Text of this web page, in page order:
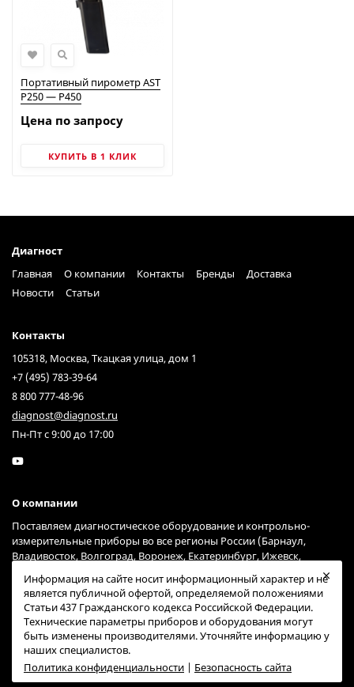
Портативный пирометр AST
P250 — P450
Цена по запросу
КУПИТЬ В 1 КЛИК
Диагност
Главная
О компании Контакты Бренды
Доставка
Новости
Статьи
Контакты
105318, Москва, Ткацкая улица, дом 1
+7 (495) 783-39-64
8 800 777-48-96
diagnost@diagnost.ru
Пн-Пт с 9:00 до 17:00
О компании
Поставляем диагностическое оборудование и контрольно-
измерительные приборы во все регионы России (Барнаул,
Владивосток, Волгоград, Воронеж, Екатеринбург, Ижевск,
Новгород, Новосибирск, Омск, Пермь, Ростов-на-Дону, Самара,
Санкт-Петербург, Саратов, Тольятти, Тюмень, Ульяновск, Уфа,
Хабаровск, Челябинск, Ярославль) через курьерские службы
Гарантпост и СДЭК (возможна доставка и через другие сервисы).
Информация на сайте носит информационный характер и не
является публичной офертой, определяемой положениями
Статьи 437 Гражданского кодекса Российской Федерации.
Технические параметры приборов и оборудования могут
быть изменены производителями. Уточняйте информацию у
наших специалистов.
Политика конфиденциальности | Безопасность сайта